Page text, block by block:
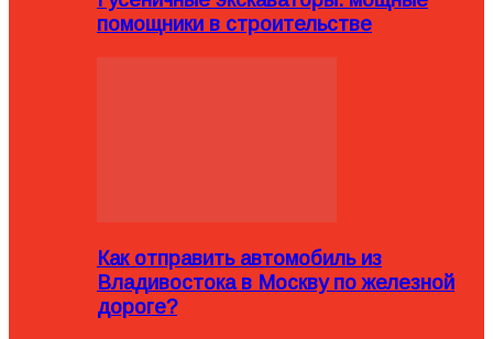
помощники в строительстве
Как отправить автомобиль из
Владивостока в Москву по железной
дороге?